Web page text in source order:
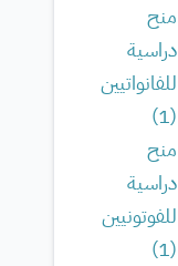
منح
دراسية
للفانواتيين
(
1
)
منح
دراسية
للفوتونيين
(
1
)